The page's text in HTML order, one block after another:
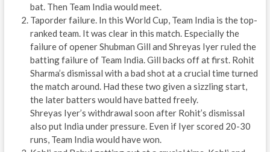
bat. Then Team India would meet.
Taporder failure. In this World Cup, Team India is the top-
ranked team. It was clear in this match. Especially the
failure of opener Shubman Gill and Shreyas Iyer ruled the
batting failure of Team India. Gill backs off at first. Rohit
Sharma’s dismissal with a bad shot at a crucial time turned
the match around. Had these two given a sizzling start,
the later batters would have batted freely.
Shreyas Iyer’s withdrawal soon after Rohit’s dismissal
also put India under pressure. Even if Iyer scored 20-30
runs, Team India would have won.